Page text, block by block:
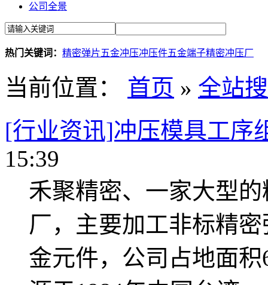
公司全景
热门关键词： 精密弹片五金冲压冲压件五金端子精密冲压厂
当前位置： 首页 » 全站
[行业资讯]冲压模具工序
15:39
禾聚精密、一家大型
厂，主要加工非标精
金元件，公司占地面